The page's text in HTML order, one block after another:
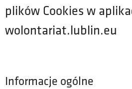
plików Cookies w
wolontariat.lublin.eu
Informacje ogólne